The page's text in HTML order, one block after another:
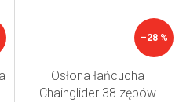
–28 %
Osłona łańcucha
Chainglider 38 zębów